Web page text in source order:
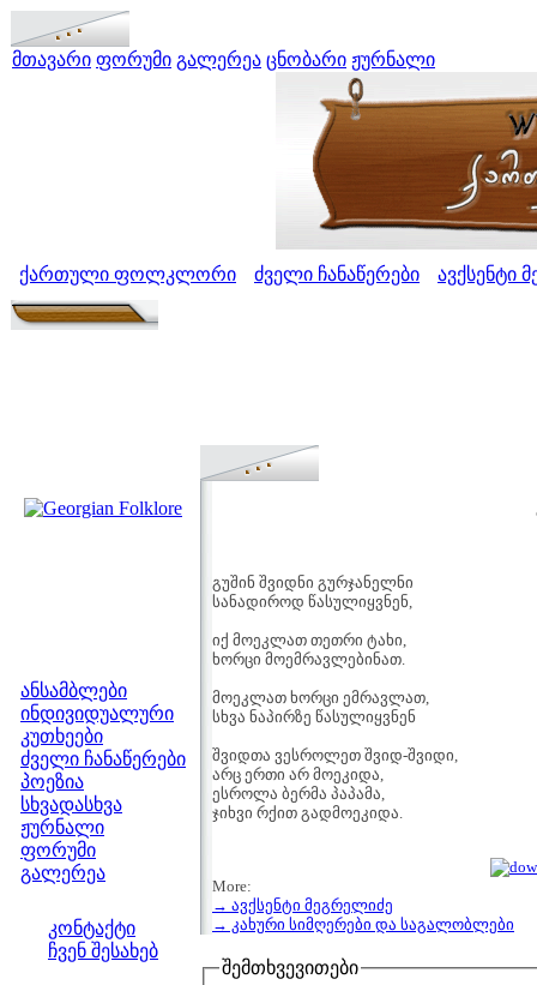
მთავარი ფორუმი გალერეა ცნობარი ჟურნალი
ქართული ფოლკლორი ძველი ჩანაწერები ავქსენტი
ანსამბლები
ინდივიდუალური
კუთხეები
ძველი ჩანაწერები
პოეზია
სხვადასხვა
ჟურნალი
ფორუმი
გალერეა
კონტაქტი
ჩვენ შესახებ
გუშინ შვიდნი გურჯანელნი
სანადიროდ წასულიყვნენ,
იქ მოეკლათ თეთრი ტახი,
ხორცი მოემრავლებინათ.
მოეკლათ ხორცი ემრავლათ,
სხვა ნაპირზე წასულიყვნენ
შვიდთა ვესროლეთ შვიდ-შვიდი,
არც ერთი არ მოეკიდა,
ესროლა ბერმა პაპამა,
ჯიხვი რქით გადმოეკიდა.
More:
→ ავქსენტი მეგრელიძე
→ კახური სიმღერები და საგალობლები
შემთხვევითები